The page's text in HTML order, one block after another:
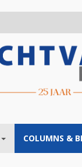
COLUMNS &